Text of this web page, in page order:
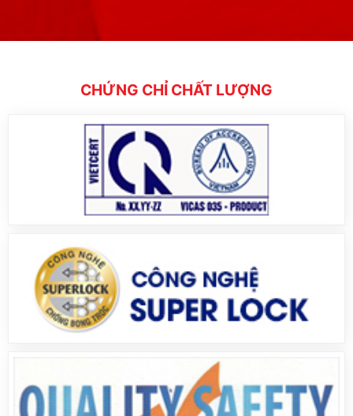
CHỨNG CHỈ CHẤT LƯỢNG